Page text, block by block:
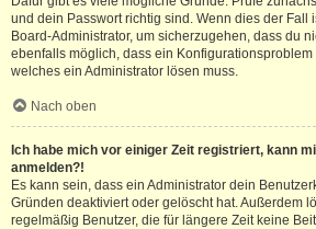
und dein Passwort richtig sind. Wenn dies der Fall
Board-Administrator, um sicherzugehen, dass du
ebenfalls möglich, dass ein
welches ein Administrator lösen muss.
Nach oben
Ich habe mich vor einiger Zeit registriert, kann
anmelden?!
Es kann sein, dass ein Administrator dein
Gründen deaktiviert oder gelöscht hat. Außerdem
regelmäßig Benutzer, die für längere Zeit keine